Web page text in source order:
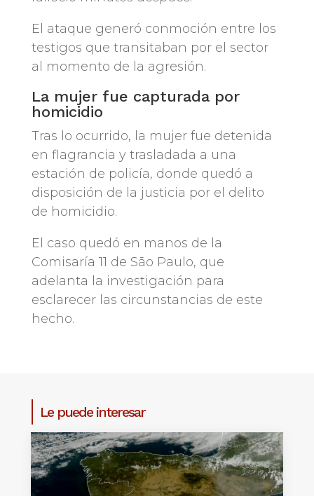
El ataque generó conmoción entre los
testigos que transitaban por el sector
al momento de la agresión.
La mujer fue capturada por
homicidio
Tras lo ocurrido, la mujer fue detenida
en flagrancia y trasladada a una
estación de policía, donde quedó a
disposición de la justicia por el delito
de homicidio.
El caso quedó en manos de la
Comisaría 11 de São Paulo, que
adelanta la investigación para
esclarecer las circunstancias de este
hecho.
Le puede interesar